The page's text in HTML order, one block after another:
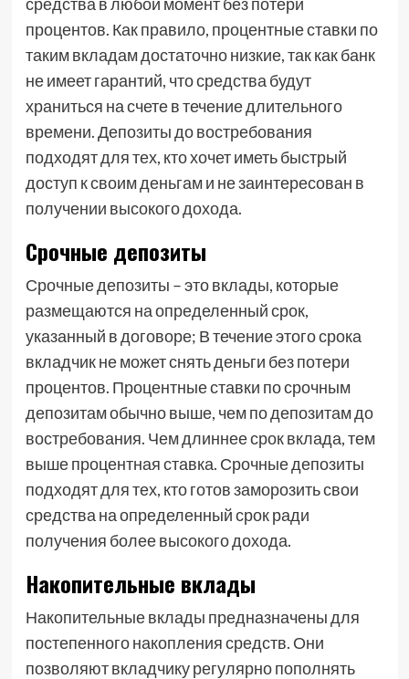
процентов. Как правило, процентные ставки по
таким вкладам достаточно низкие, так как банк
не имеет гарантий, что средства будут
храниться на счете в течение длительного
времени. Депозиты до востребования
подходят для тех, кто хочет иметь быстрый
доступ к своим деньгам и не заинтересован в
получении высокого дохода.
Срочные депозиты
Срочные депозиты – это вклады, которые
размещаются на определенный срок,
указанный в договоре; В течение этого срока
вкладчик не может снять деньги без потери
процентов. Процентные ставки по срочным
депозитам обычно выше, чем по депозитам до
востребования. Чем длиннее срок вклада, тем
выше процентная ставка. Срочные депозиты
подходят для тех, кто готов заморозить свои
средства на определенный срок ради
получения более высокого дохода.
Накопительные вклады
Накопительные вклады предназначены для
постепенного накопления средств. Они
позволяют вкладчику регулярно пополнять